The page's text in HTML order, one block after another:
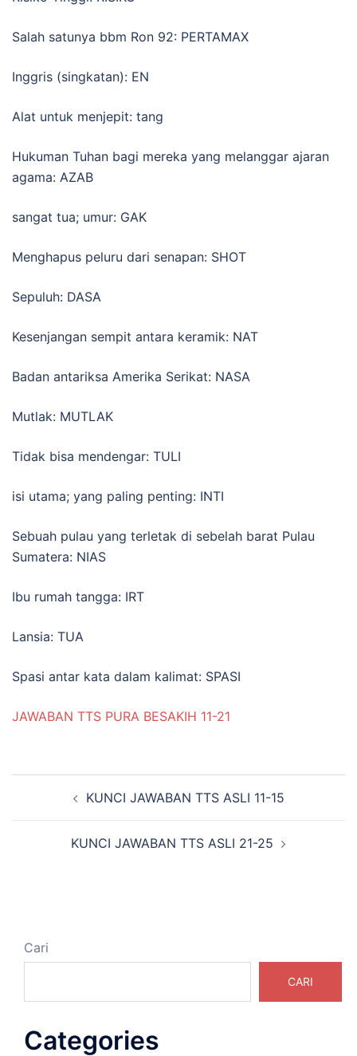
Salah satunya bbm Ron 92: PERTAMAX
Inggris (singkatan): EN
Alat untuk menjepit: tang
Hukuman Tuhan bagi mereka yang melanggar ajaran
agama: AZAB
sangat tua; umur: GAK
Menghapus peluru dari senapan: SHOT
Sepuluh: DASA
Kesenjangan sempit antara keramik: NAT
Badan antariksa Amerika Serikat: NASA
Mutlak: MUTLAK
Tidak bisa mendengar: TULI
isi utama; yang paling penting: INTI
Sebuah pulau yang terletak di sebelah barat Pulau
Sumatera: NIAS
Ibu rumah tangga: IRT
Lansia: TUA
Spasi antar kata dalam kalimat: SPASI
JAWABAN TTS PURA BESAKIH 11-21
Navigasi
Tulisan
KUNCI JAWABAN TTS ASLI 11-15
KUNCI JAWABAN TTS ASLI 21-25
Cari
CARI
Categories